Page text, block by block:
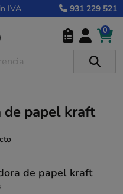
IVA 931 229 521
0
de papel kraft
de papel kraft